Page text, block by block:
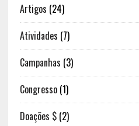
Artigos (24)
Atividades (7)
Campanhas (3)
Congresso(1)
Doações $(2)